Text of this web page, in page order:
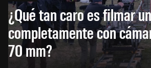
¿Qué tan caro es filmar
completamente con
70 mm?